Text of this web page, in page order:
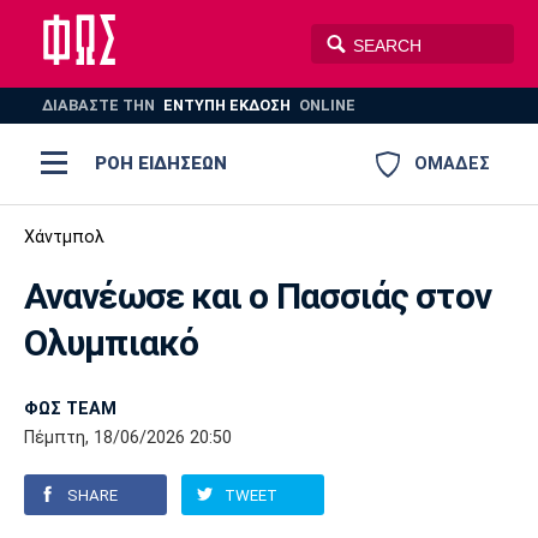
ΔΙΑΒΑΣΤΕ THN ΕΝΤΥΠΗ ΕΚΔΟΣΗ ONLINE
ΟΜΑΔΕΣ
ΡΟΗ ΕΙΔΗΣΕΩΝ
ΠΟΔΟΣΦΑΙΡΟ
AUTO-MOTO
Ποδόσφαιρο
Super League 1
Super League 2
Γ Εθνική
Ελλάδα
Μπάσκετ
Ελλάδα
Εθνική
EuroLeague
Ολυμπιακοί Αγώνες
Βόλεϊ
Πόλο
Ολυμπιακός
Παναθηναϊκός Ατρόμητος
Χάντμπολ
Ανανέωσε και ο Πασσιάς στον
Ολυμπιακό
ΦΩΣ TEAM
Πέμπτη, 18/06/2026 20:50
SHARE TWEET